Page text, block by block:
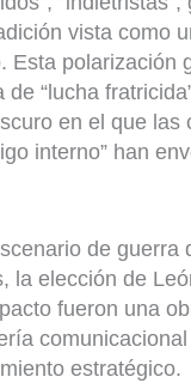
vista como
Esta polarización
de “lucha
en el que las
interno” han
de guerra
la elección de
fueron una
estratégico.